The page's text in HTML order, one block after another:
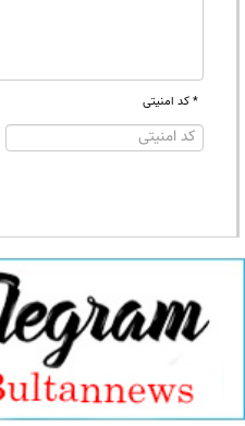
* کد امنیتی